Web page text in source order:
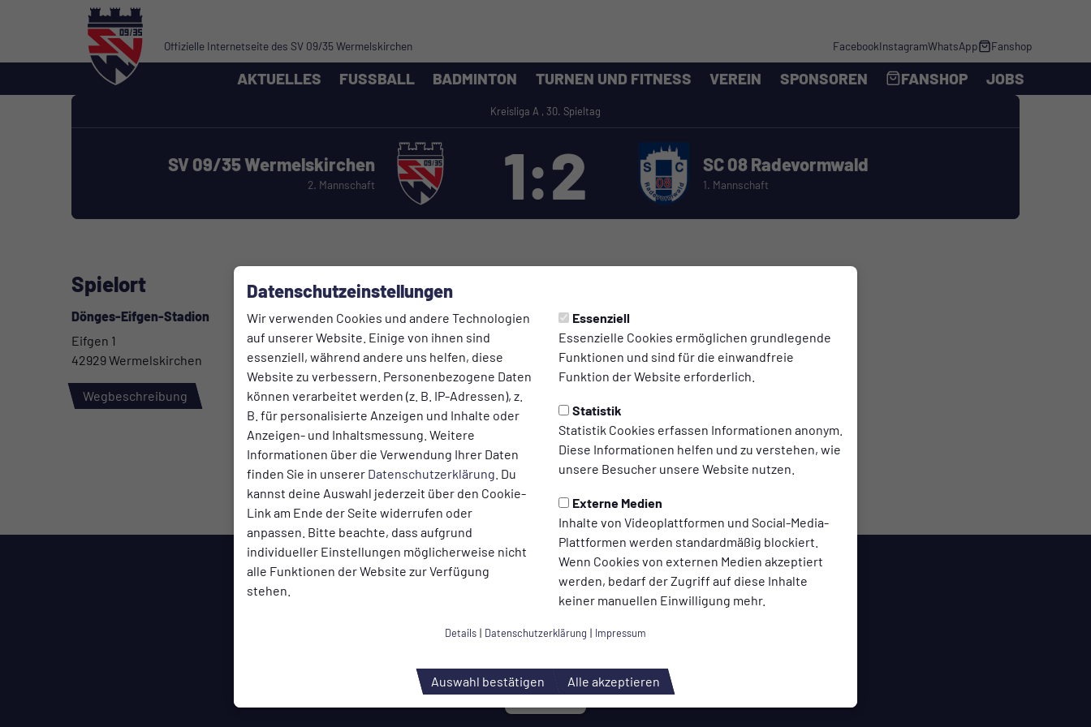
Datenschutzeinstellungen
Wir verwenden Cookies und andere Technologien
auf unserer Website. Einige von ihnen sind
essenziell, während andere uns helfen, diese
Website zu verbessern. Personenbezogene Daten
können verarbeitet werden (z. B. IP-Adressen), z.
B. für personalisierte Anzeigen und Inhalte oder
Anzeigen- und Inhaltsmessung. Weitere
Informationen über die Verwendung Ihrer Daten
finden Sie in unserer Datenschutzerklärung . Du
kannst deine Auswahl jederzeit über den Cookie-
Link am Ende der Seite widerrufen oder
anpassen. Bitte beachte, dass aufgrund
individueller Einstellungen möglicherweise nicht
alle Funktionen der Website zur Verfügung
stehen.
Essenziell
Essenzielle Cookies ermöglichen grundlegende
Funktionen und sind für die einwandfreie
Funktion der Website erforderlich.
Statistik
Statistik Cookies erfassen Informationen anonym.
Diese Informationen helfen und zu verstehen, wie
unsere Besucher unsere Website nutzen.
Externe Medien
Inhalte von Videoplattformen und Social-Media-
Plattformen werden standardmäßig blockiert.
Wenn Cookies von externen Medien akzeptiert
werden, bedarf der Zugriff auf diese Inhalte
keiner manuellen Einwilligung mehr.
Details | Datenschutzerklärung | Impressum
Auswahl bestätigen Alle akzeptieren
Offizielle Internetseite des SV 09/35 Wermelskirchen FacebookInstagramWhatsApp Fanshop
AKTUELLES FUSSBALL BADMINTON TURNEN UND FITNESS VEREIN SPONSOREN FANSHOP JOBS
Kreisliga A , 30. Spieltag
SV 09/35 Wermelskirchen
2. Mannschaft 1:2 SC 08 Radevormwald
1. Mannschaft
Spielort
Dönges-Eifgen-Stadion
Eifgen 1
42929 Wermelskirchen
Wegbeschreibung